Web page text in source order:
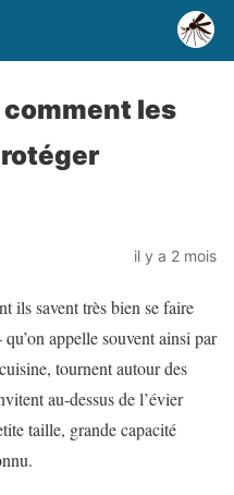
les
il y a 2 mois
ils savent très bien se faire
appelle souvent ainsi par
tournent autour des
au-dessus de l’évier
taille, grande capacité